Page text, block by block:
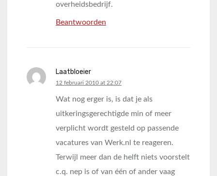
overheidsbedrijf.
Beantwoorden
Laatbloeier
says:
12 februari 2010 at 22:07
Wat nog erger is, is dat je als
uitkeringsgerechtigde min of meer
verplicht wordt gesteld op passende
vacatures van Werk.nl te reageren.
Terwijl meer dan de helft niets voorstelt
c.q. nep is of van één of ander vaag